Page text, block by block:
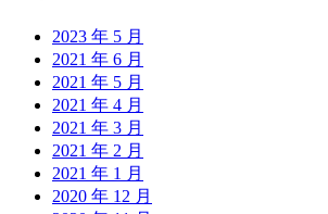
2023 年 5 月
2021 年 6 月
2021 年 5 月
2021 年 4 月
2021 年 3 月
2021 年 2 月
2021 年 1 月
2020 年 12 月